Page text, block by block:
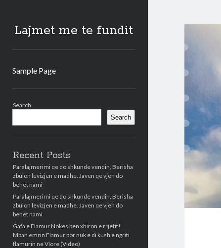
Lajmet me te fundit
Sample Page
Search
Search
Recent Posts
Paralajmerimi qe do shkunde vendin, Berisha
zbulon levizjen e madhe. Javen qe vjen do
behet nami
Paralajmerimi qe do shkunde vendin, Berisha
zbulon levizjen e madhe. Javen qe vjen do
behet nami
Gafa e Flamur Nokes ben xhiron e rrjetit!
Mban emrin Flamur por nuk e di kush e ngriti
flamurin ne Vlore (Video)